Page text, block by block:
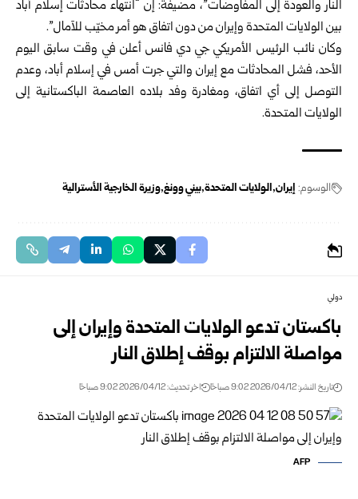
النار والعودة إلى المفاوضات”، مضيفةً: إن “انتهاء محادثات إسلام أباد
بين الولايات المتحدة وإيران من دون اتفاق هو أمر مخيّب للآمال”.
وكان نائب الرئيس الأمريكي جي دي فانس أعلن في وقت سابق اليوم
الأحد، فشل المحادثات مع إيران والتي جرت أمس في إسلام أباد، وعدم
التوصل إلى أي اتفاق، ومغادرة وفد بلاده العاصمة الباكستانية إلى
الولايات المتحدة.
الوسوم: إيران الولايات المتحدة بيني وونغ وزيرة الخارجية الأسترالية
دولي
باكستان تدعو الولايات المتحدة وإيران إلى
مواصلة الالتزام بوقف إطلاق النار
تاريخ النشر: 2026/04/12 9:02 صباحًا اخر تحديث: 2026/04/12 9:02 صباحًا
AFP